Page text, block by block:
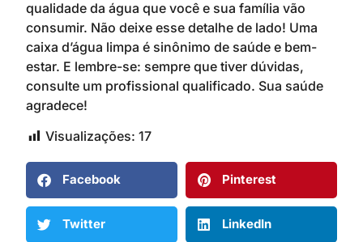
qualidade da água que você e sua família vão
consumir. Não deixe esse detalhe de lado! Uma
caixa d’água limpa é sinônimo de saúde e bem-
estar. E lembre-se: sempre que tiver dúvidas,
consulte um profissional qualificado. Sua saúde
agradece!
Visualizações: 17
Facebook Pinterest
Twitter LinkedIn